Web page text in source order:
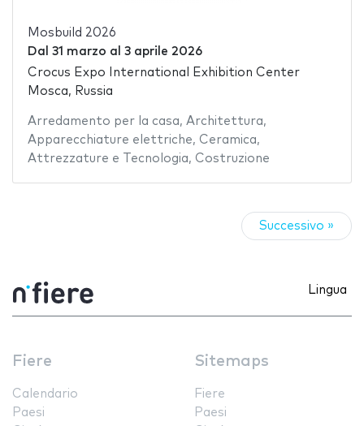
Mosbuild 2026
Dal 31 marzo al 3 aprile 2026
Crocus Expo International Exhibition Center
Mosca, Russia
Arredamento per la casa, Architettura,
Apparecchiature elettriche, Ceramica,
Attrezzature e Tecnologia, Costruzione
Successivo »
Lingua
Fiere
Calendario
Paesi
Sitemaps
Fiere
Paesi